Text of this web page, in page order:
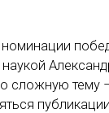
сложную